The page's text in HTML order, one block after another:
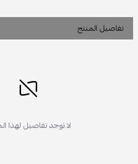
تفاصيل المنتج
لا توجد تفاصيل لهذا